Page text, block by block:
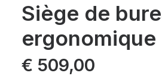
Siège de
ergonomique
€ 509,00